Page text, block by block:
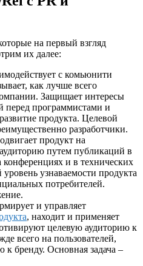
на первый взгляд
их далее:
с комьюнити
как лучше всего
Защищает интересы
перед программистами и
продукта. Целевой
разработчики.
продукт на
путем публикаций в
и в технических
узнаваемости продукта
потребителей.
и управляет
, находит и применяет
целевую аудиторию к
всего на пользователей,
бренду. Основная задача –